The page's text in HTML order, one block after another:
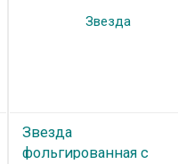
Звезда
фольгированная с